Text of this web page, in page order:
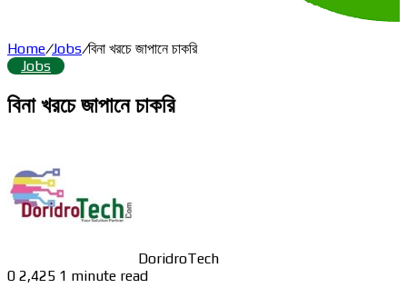
Home/Jobs/বিনা খরচে জাপানে চাকরি
Jobs
বিনা খরচে জাপানে চাকরি
DoridroTech
0 2,425 1 minute read